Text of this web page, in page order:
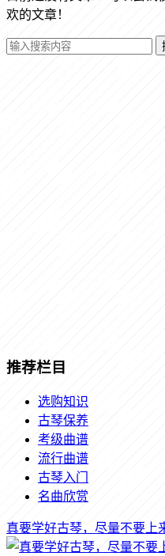
欢的文章！
推荐栏目
选购知识
古琴保养
考级曲谱
流行曲谱
古琴入门
名曲欣赏
真要学好古琴，尽量不要上